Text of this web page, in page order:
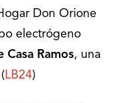
Don Orione
electrógeno
Casa Ramos, una
LB24)